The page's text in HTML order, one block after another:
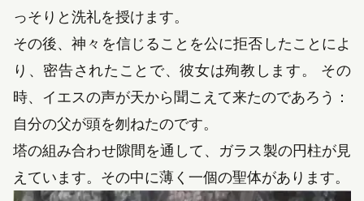
っそりと洗礼を授けます。
その後、神々を信じることを公に拒否したことによ
り、密告されたことで、彼女は殉教します。 その
時、イエスの声が天から聞こえて来たのであろう：
自分の父が頭を刎ねたのです。
塔の組み合わせ隙間を通して、ガラス製の円柱が見
えています。その中に薄く一個の聖体があります。